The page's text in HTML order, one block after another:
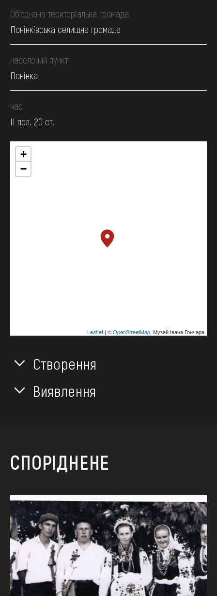
Об’єднана територіальна громада
Понінківська селищна громада
населений пункт
Понінка
час
II пол. 20 ст.
+
−
Leaflet| ©OpenStreetMap, Музей Івана Гончара
Створення
Виявлення
СПОРІДНЕНЕ